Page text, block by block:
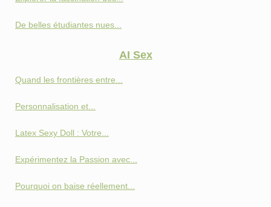
De belles étudiantes nues...
AI Sex
Quand les frontières entre...
Personnalisation et...
Latex Sexy Doll : Votre...
Expérimentez la Passion avec...
Pourquoi on baise réellement...